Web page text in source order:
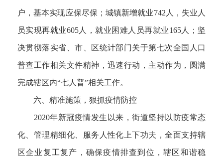
户，基本实现应保尽保；城镇新增就业742人，失业人
员实现再就业605人，就业困难人员再就业165人；坚
决贯彻落实省、市、区统计部门关于第七次全国人口
普查工作相关文件精神，迅速行动，主动作为，圆满
完成辖区内“七人普”相关工作。
六、精准施策，狠抓疫情防控
2020年新冠疫情发生以来，街道坚持以防疫常态
化、管理精细化、服务人性化上下功夫，全面支持辖
区企业复工复产，确保疫情排查到位，辖区和谐稳